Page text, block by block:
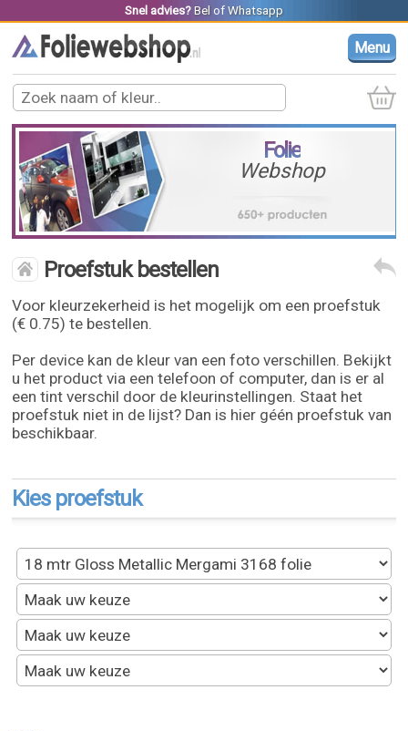
Snel advies? Belof Whatsapp
Menu
Folie
Webshop
Proefstuk bestellen
Voor kleurzekerheid is het mogelijk om een proefstuk
(€ 0.75) te bestellen.
Per device kan de kleur van een foto verschillen. Bekijkt
u het product via een telefoon of computer, dan is er al
een tint verschil door de kleurinstellingen. Staat het
proefstuk niet in de lijst? Dan is hier géén proefstuk van
beschikbaar.
Kies proefstuk